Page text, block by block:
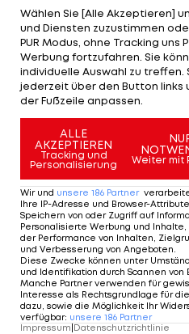
werden diese Flüchtlinge
Spielen mit der
Olympischen Hymne
erklärt IOC-Präsident
Für das Vorhaben wurde
zwei Millionen Dollar
Mehr zum
Wählen Sie [Alle Akzeptieren]
und Diensten zuzustimmen
PUR Modus, ohne Tracking uns
Werbung fortzufahren. Sie
individuelle Auswahl zu treffen.
jederzeit über den Button links
der Fußzeile anpassen.
ALLE
AKZEPTIEREN
Tracking und
Personalisierung
Weiter mit
Wir und unsere 186 Partner
Ihre IP-Adresse und Browser-
Speichern von oder Zugriff auf
Personalisierte Werbung und
der Performance von Inhalten,
und Verbesserung von Angeboten.
Diese Zwecke können unter
und Identifikation durch Scannen von
Manche Partner verwenden für
Interesse als Rechtsgrundlage für
dazu, sowie die Möglichkeit Ihr
verfügbar: unsere 186 Partner
Impressum Datenschutzrichtlinie